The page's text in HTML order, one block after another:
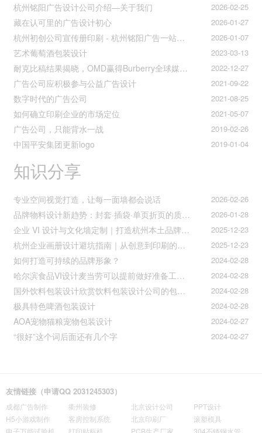
2026-02-25
杭州铭阳广告设计公司介绍—关于我们
2026-01-27
藏在认可里的广告设计初心
2026-01-07
杭州初创公司宣传册印刷 - 杭州铭阳广告一站式解决方案
2023-03-13
艺术葡萄酒包装设计
2022-12-27
耐克比稿结果揭晓，OMD赢得Burberry全球媒介业务（转自广告狂人日报）
2021-09-22
广告公司应积极参与公益广告设计
2021-08-25
数字时代的广告公司
2021-05-07
如何确立印刷企业的市场定位
2019-02-26
广告公司，只能背水一战
2019-01-04
中国平安集团更新logo
知识分享
2026-02-26
专业空间视觉打造，让每一面墙都会说话
2026-01-28
品牌物料设计新趋势：封套·插袋·单页折页的质感升级之道
2025-12-23
企业 VI 设计与文化墙定制｜打造杭州本土品牌专属视觉符号
2025-12-23
杭州企业画册设计避坑指南｜从创意到印刷的全流程把控
2024-02-28
如何打造可持续的品牌形象？
2024-02-28
哈尔滨食品VI设计麦当劳可以提前做好准备工作促进挪动购买
2024-02-28
国外饮料包装设计欣赏饮料包装设计公司的包装设计
2024-02-28
极具特色啤酒包装设计
2024-02-27
AOA宠物猫粮宠物包装设计
2024-02-27
“很好”这个词后面还有几个字
友情链接（申请QQ 2031245303）
成都广告制作 衢州装修 北京设计公司
PPT设计
H5小游戏制作
客房控制系统 北京印刷厂
滚塑模具
电子万能试验机
打印贴标机 PCB生产厂家 304不锈钢水管